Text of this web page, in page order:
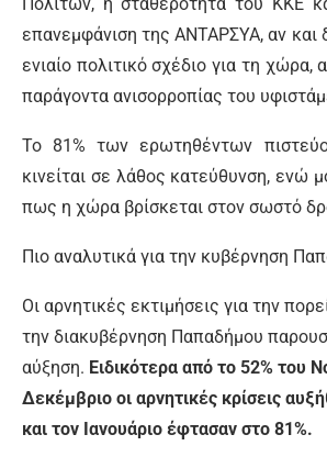
επανεμφάνιση της ΑΝΤΑΡΣΥΑ, αν και
ενιαίο πολιτικό σχέδιο για τη
παράγοντα ανισορροπίας του
Το 81% των ερωτηθέντων
κινείται σε λάθος κατεύθυνση, ενώ
πως η χώρα βρίσκεται στον σωστό
Πιο αναλυτικά για την κυβέρνηση
Οι αρνητικές εκτιμήσεις για την
την διακυβέρνηση Παπαδήμου
αύξηση. Ειδικότερα από το 52% του
Δεκέμβριο οι αρνητικές κρίσεις
και τον Ιανουάριο έφτασαν στο 81%.